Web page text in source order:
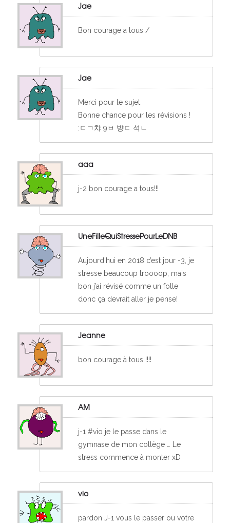
Jae
Bon courage a tous /
Jae
Merci pour le sujet
Bonne chance pour les révisions !
:ㄷㄱ챠 9ㅂ 뱡ㄷ 석ㄴ
aaa
j-2 bon courage a tous!!!
UneFilleQuiStressePourLeDNB
Aujourd’hui en 2018 c’est jour -3, je
stresse beaucoup troooop, mais
bon j’ai révisé comme un folle
donc ça devrait aller je pense!
Jeanne
bon courage à tous !!!!
AM
j-1 #vio je le passe dans le
gymnase de mon collège … Le
stress commence à monter xD
vio
pardon J-1 vous le passer ou votre